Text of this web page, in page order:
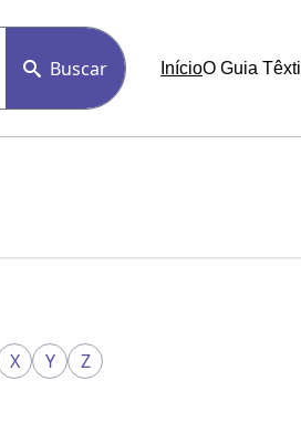
Buscar
InícioO Guia Têxtil
X Y Z